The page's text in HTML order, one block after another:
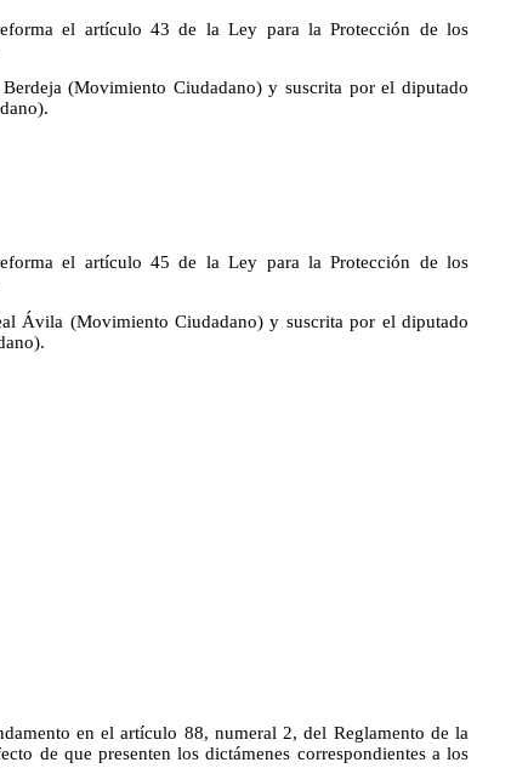
el artículo 43 de la Ley para la Protección de los
(Movimiento Ciudadano) y suscrita por el diputado
el artículo 45 de la Ley para la Protección de los
Ávila (Movimiento Ciudadano) y suscrita por el diputado
en el artículo 88, numeral 2, del Reglamento de la
de que presenten los dictámenes correspondientes a los